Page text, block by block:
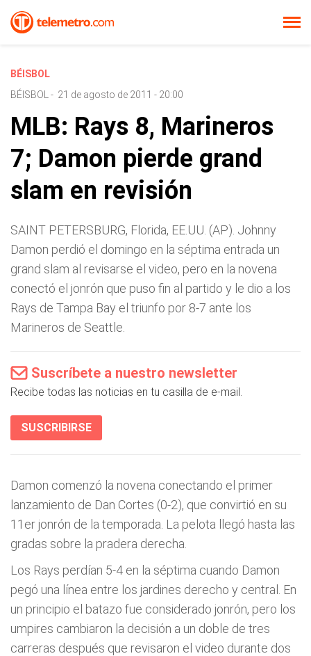
BÉISBOL
BÉISBOL
- 21 de agosto de 2011 - 20:00
MLB: Rays 8, Marineros
7; Damon pierde grand
slam en revisión
SAINT PETERSBURG, Florida, EE.UU. (AP). Johnny
Damon perdió el domingo en la séptima entrada un
grand slam al revisarse el video, pero en la novena
conectó el jonrón que puso fin al partido y le dio a los
Rays de Tampa Bay el triunfo por 8-7 ante los
Marineros de Seattle.
Suscríbete a nuestro newsletter
Recibe todas las noticias en tu casilla de e-mail.
SUSCRIBIRSE
Damon comenzó la novena conectando el primer
lanzamiento de Dan Cortes (0-2), que convirtió en su
11er jonrón de la temporada. La pelota llegó hasta las
gradas sobre la pradera derecha.
Los Rays perdían 5-4 en la séptima cuando Damon
pegó una línea entre los jardines derecho y central. En
un principio el batazo fue considerado jonrón, pero los
umpires cambiaron la decisión a un doble de tres
carreras después que revisaron el video durante dos